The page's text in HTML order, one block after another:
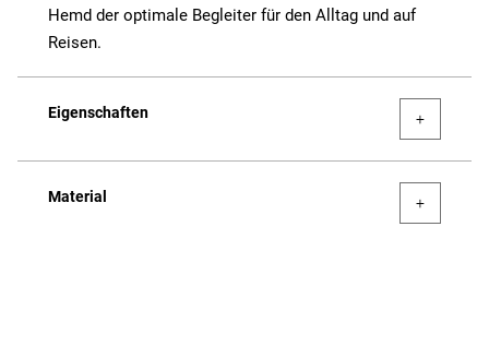
Hemd der optimale Begleiter für den Alltag und auf
Reisen.
Eigenschaften
Material